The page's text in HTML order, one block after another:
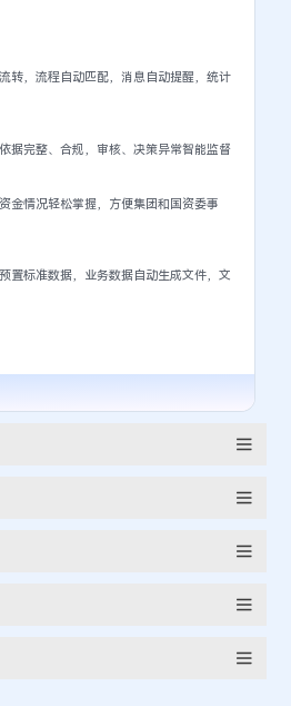
转，流程自动匹配，消息自动提醒，统计
据完整、合规，审核、决策异常智能监督
金情况轻松掌握，方便集团和国资委事
置标准数据，业务数据自动生成文件，文